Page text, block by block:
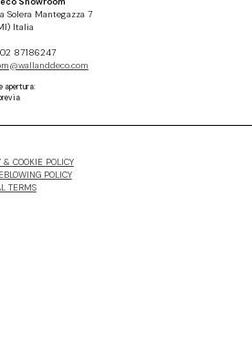
Solera Mantegazza 7
Italia
87186247
apertura:
& COOKIE POLICY
POLICY
TERMS